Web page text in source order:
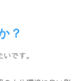
？
です。